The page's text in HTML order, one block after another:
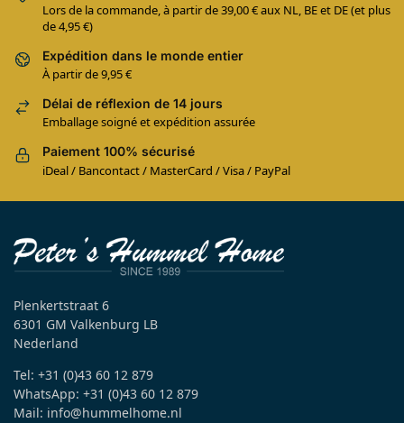
Lors de la commande, à partir de 39,00 € aux NL, BE et DE (et plus
de 4,95 €)
Expédition dans le monde entier
À partir de 9,95 €
Délai de réflexion de 14 jours
Emballage soigné et expédition assurée
Paiement 100% sécurisé
iDeal / Bancontact / MasterCard / Visa / PayPal
Plenkertstraat 6
6301 GM Valkenburg LB
Nederland
Tel: +31 (0)43 60 12 879
WhatsApp: +31 (0)43 60 12 879
Mail: info@hummelhome.nl